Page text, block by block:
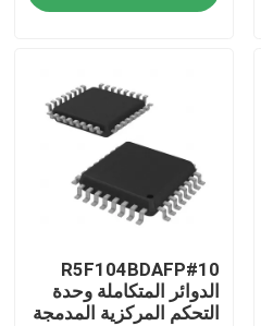
R5F104BDAFP#10
الدوائر المتكاملة وحدة
التحكم المركزية المدمجة